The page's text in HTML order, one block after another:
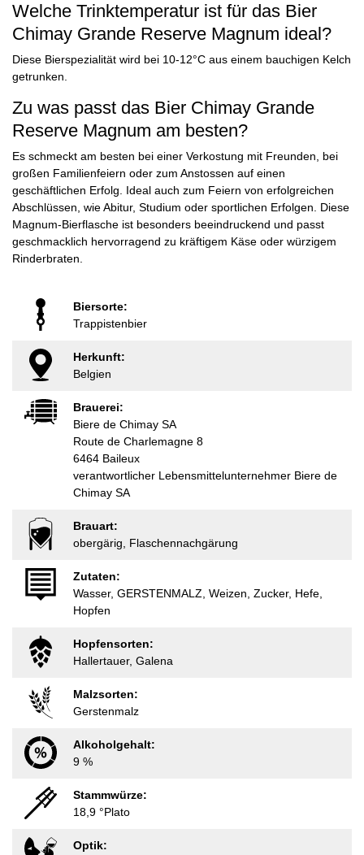
Welche Trinktemperatur ist für das Bier
Chimay Grande Reserve Magnum ideal?
Diese Bierspezialität wird bei 10-12°C aus einem bauchigen Kelch
getrunken.
Zu was passt das Bier Chimay Grande
Reserve Magnum am besten?
Es schmeckt am besten bei einer Verkostung mit Freunden, bei
großen Familienfeiern oder zum Anstossen auf einen
geschäftlichen Erfolg. Ideal auch zum Feiern von erfolgreichen
Abschlüssen, wie Abitur, Studium oder sportlichen Erfolgen. Diese
Magnum-Bierflasche ist besonders beeindruckend und passt
geschmacklich hervorragend zu kräftigem Käse oder würzigem
Rinderbraten.
Biersorte:
Trappistenbier
Herkunft:
Belgien
Brauerei:
Biere de Chimay SA
Route de Charlemagne 8
6464 Baileux
verantwortlicher Lebensmittelunternehmer Biere de
Chimay SA
Brauart:
obergärig, Flaschennachgärung
Zutaten:
Wasser, GERSTENMALZ, Weizen, Zucker, Hefe,
Hopfen
Hopfensorten:
Hallertauer, Galena
Malzsorten:
Gerstenmalz
Alkoholgehalt:
9 %
Stammwürze:
18,9 °Plato
Optik: